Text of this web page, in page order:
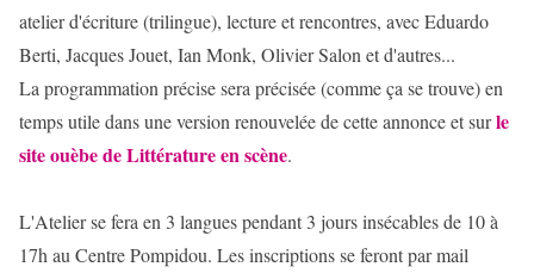
atelier d'écriture (trilingue), lecture et rencontres, avec Eduardo
Berti, Jacques Jouet, Ian Monk, Olivier Salon et d'autres...
La programmation précise sera précisée (comme ça se trouve) en
temps utile dans une version renouvelée de cette annonce et surle
site ouèbe de Littérature en scène.
L'Atelier se fera en 3 langues pendant 3 jours insécables de 10 à
17h au Centre Pompidou. Les inscriptions se feront par mail